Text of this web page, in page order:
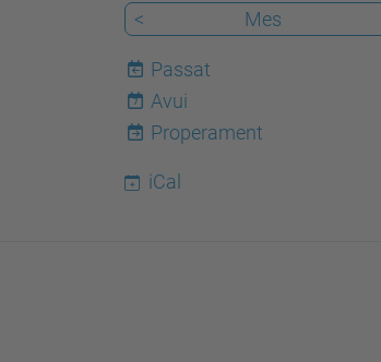
<
Mes
Passat
7
Avui
Properament
iCal